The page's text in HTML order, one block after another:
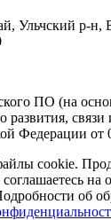
Ульчский р-н,
ПО (на
развития, связи
Федерации от
cookie.
на
об